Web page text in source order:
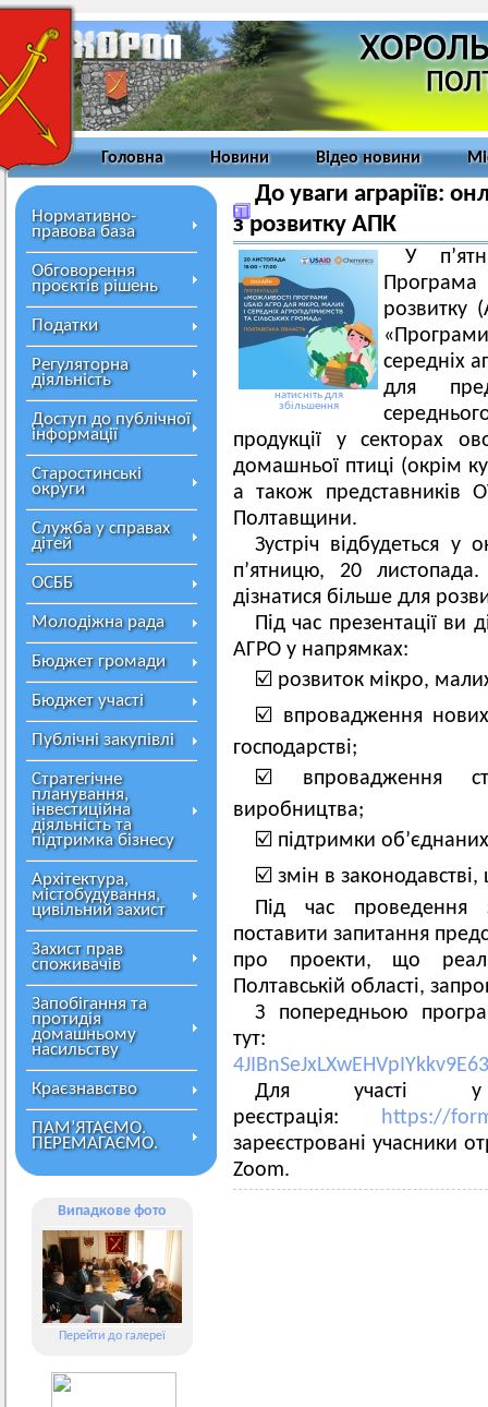
Головна Новини Відео новини
Нормативно-
правова база
Обговорення
проєктів рішень
Податки
Регуляторна
діяльність
Доступ до публічної
інформації
Старостинські
округи
Служба у справах
дітей
ОСББ
Молодіжна рада
Бюджет громади
Бюджет участі
Публічні закупівлі
Стратегічне
планування,
інвестиційна
діяльність та
підтримка бізнесу
Архітектура,
містобудування,
цивільний захист
Захист прав
споживачів
Запобігання та
протидія
домашньому
насильству
Краєзнавство
ПАМ’ЯТАЄМО.
ПЕРЕМАГАЄМО.
Випадкове фото
Перейти до галереї
До уваги аграріїв:
з розвитку АПК
натисніть для
збільшення
У
Програма
розвитку
середніх
для
продукції у секторах
домашньої птиці (окрім
а також представників
Полтавщини.
Зустріч відбудеться
п’ятницю, 20
дізнатися більше для
Під час презентації ви
АГРО у напрямках:
☑️ розвиток мікро,
☑️ впровадження нових
господарстві;
☑️ впровадження
виробництва;
☑️ підтримки
☑️ змін в законодавстві,
Під час проведення
поставити запитання
про проекти, що
Полтавській області,
З попередньою
тут:
4JIBnSeJxLXwEHVpIYkkv9E63
Для участі у
реєстрація: https://
зареєстровані учасники
Zoom.